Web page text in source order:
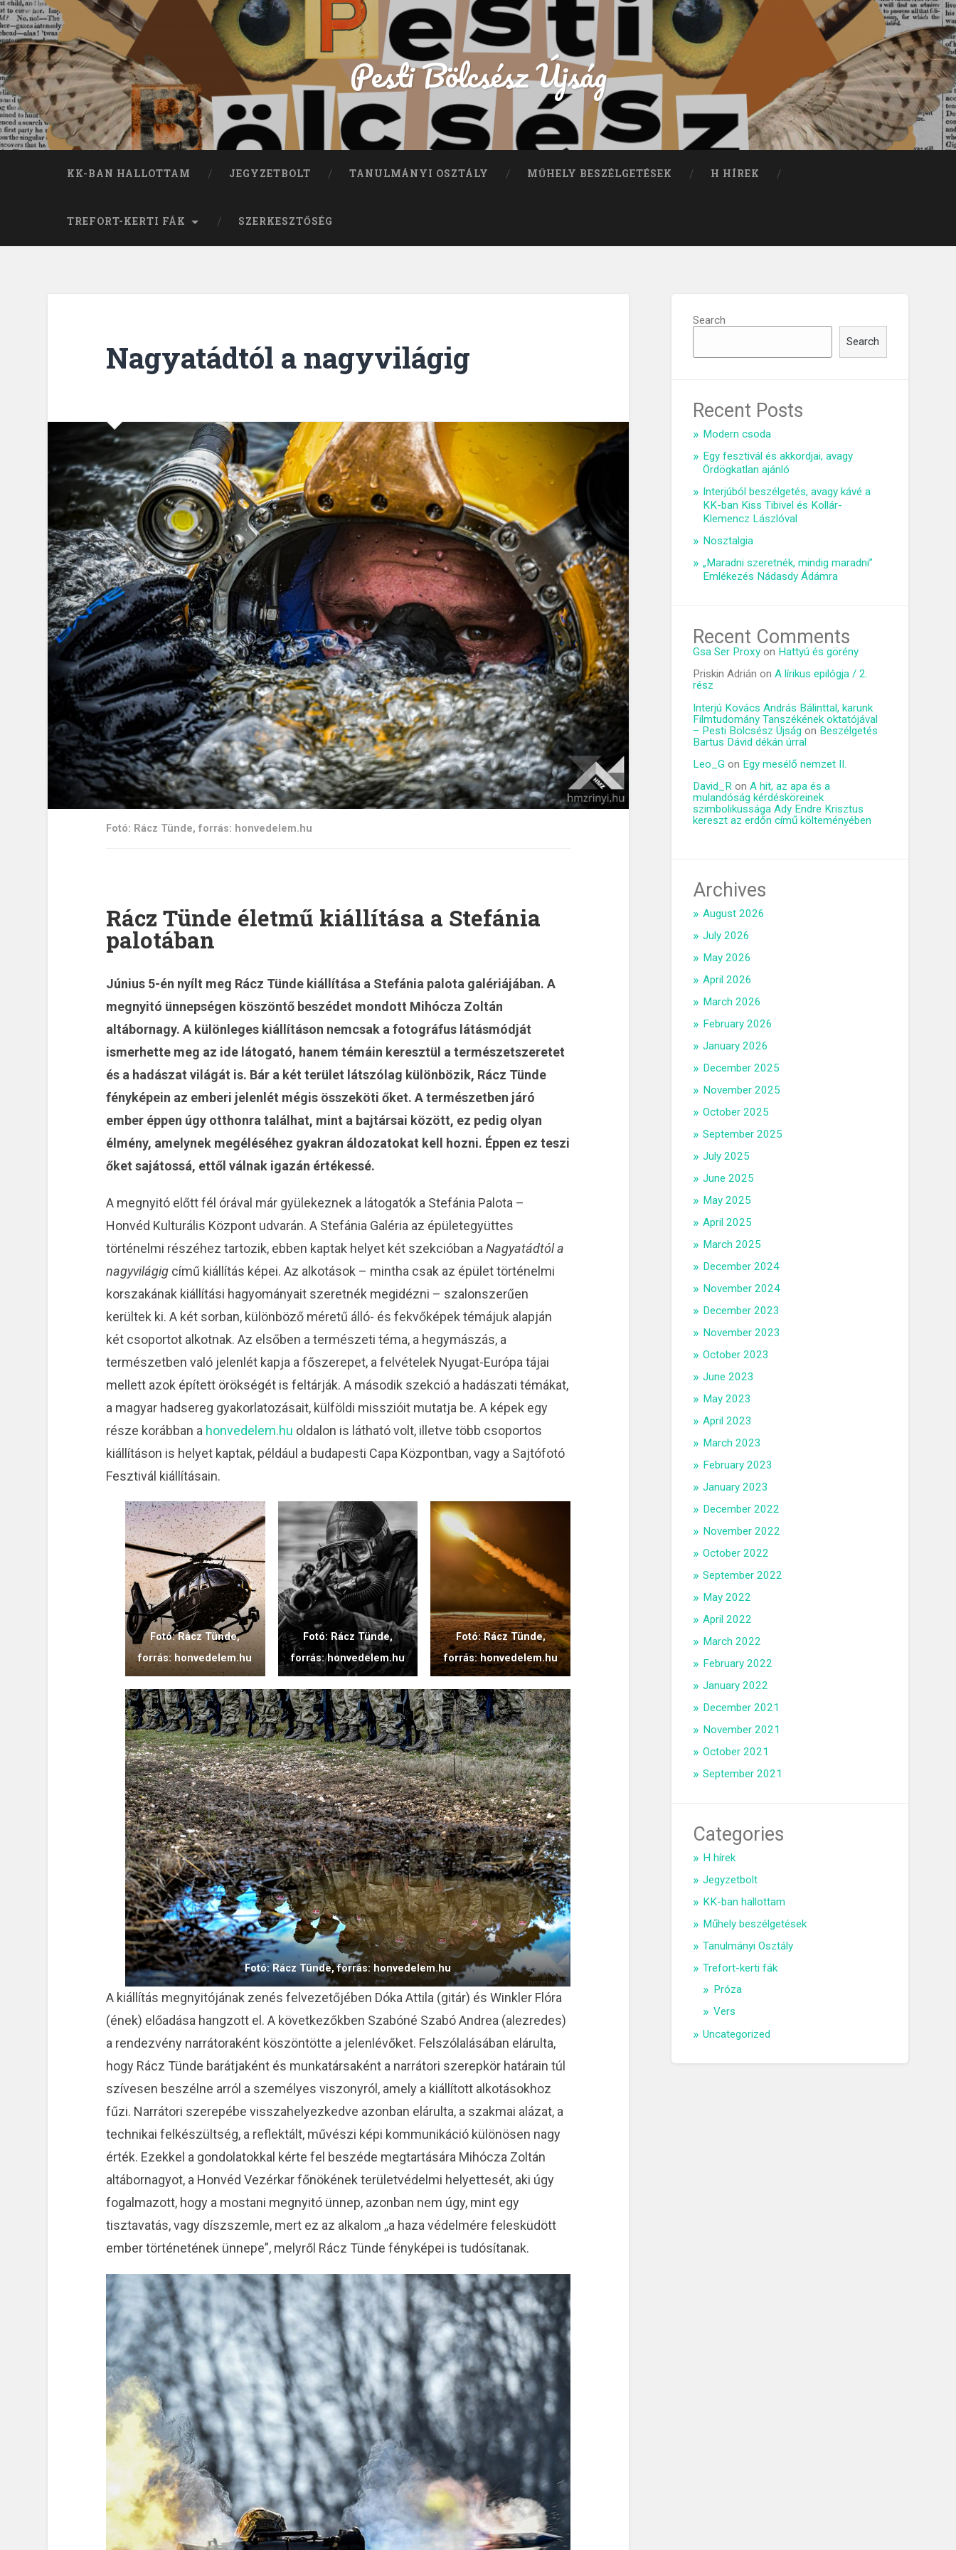
Pesti Bölcsész Újság
KK-BAN HALLOTTAM JEGYZETBOLT TANULMÁNYI OSZTÁLY MŰHELY BESZÉLGETÉSEK H HÍREK
TREFORT-KERTI FÁK SZERKESZTŐSÉG
Nagyatádtól a nagyvilágig
Fotó: Rácz Tünde, forrás: honvedelem.hu
Rácz Tünde életmű kiállítása a Stefánia
palotában
Június 5-én nyílt meg Rácz Tünde kiállítása a Stefánia palota galériájában. A
megnyitó ünnepségen köszöntő beszédet mondott Mihócza Zoltán
altábornagy. A különleges kiállításon nemcsak a fotográfus látásmódját
ismerhette meg az ide látogató, hanem témáin keresztül a természetszeretet
és a hadászat világát is. Bár a két terület látszólag különbözik, Rácz Tünde
fényképein az emberi jelenlét mégis összeköti őket. A természetben járó
ember éppen úgy otthonra találhat, mint a bajtársai között, ez pedig olyan
élmény, amelynek megéléséhez gyakran áldozatokat kell hozni. Éppen ez teszi
őket sajátossá, ettől válnak igazán értékessé.
A megnyitó előtt fél órával már gyülekeznek a látogatók a Stefánia Palota –
Honvéd Kulturális Központ udvarán. A Stefánia Galéria az épületegyüttes
történelmi részéhez tartozik, ebben kaptak helyet két szekcióban a Nagyatádtól a
nagyvilágig című kiállítás képei. Az alkotások – mintha csak az épület történelmi
korszakának kiállítási hagyományait szeretnék megidézni – szalonszerűen
kerültek ki. A két sorban, különböző méretű álló- és fekvőképek témájuk alapján
két csoportot alkotnak. Az elsőben a természeti téma, a hegymászás, a
természetben való jelenlét kapja a főszerepet, a felvételek Nyugat-Európa tájai
mellett azok épített örökségét is feltárják. A második szekció a hadászati témákat,
a magyar hadsereg gyakorlatozásait, külföldi misszióit mutatja be. A képek egy
része korábban a honvedelem.hu oldalon is látható volt, illetve több csoportos
kiállításon is helyet kaptak, például a budapesti Capa Központban, vagy a Sajtófotó
Fesztivál kiállításain.
Fotó: Rácz Tünde,
forrás: honvedelem.hu
Fotó: Rácz Tünde,
forrás: honvedelem.hu
Fotó: Rácz Tünde,
forrás: honvedelem.hu
Fotó: Rácz Tünde, forrás: honvedelem.hu
A kiállítás megnyitójának zenés felvezetőjében Dóka Attila (gitár) és Winkler Flóra
(ének) előadása hangzott el. A következőkben Szabóné Szabó Andrea (alezredes)
a rendezvény narrátoraként köszöntötte a jelenlévőket. Felszólalásában elárulta,
hogy Rácz Tünde barátjaként és munkatársaként a narrátori szerepkör határain túl
szívesen beszélne arról a személyes viszonyról, amely a kiállított alkotásokhoz
fűzi. Narrátori szerepébe visszahelyezkedve azonban elárulta, a szakmai alázat, a
technikai felkészültség, a reflektált, művészi képi kommunikáció különösen nagy
érték. Ezekkel a gondolatokkal kérte fel beszéde megtartására Mihócza Zoltán
altábornagyot, a Honvéd Vezérkar főnökének területvédelmi helyettesét, aki úgy
fogalmazott, hogy a mostani megnyitó ünnep, azonban nem úgy, mint egy
tisztavatás, vagy díszszemle, mert ez az alkalom ,,a haza védelmére felesküdött
ember történetének ünnepe”, melyről Rácz Tünde fényképei is tudósítanak.
Search
Search
Recent Posts
Modern csoda
Egy fesztivál és akkordjai, avagy
Ördögkatlan ajánló
Interjúból beszélgetés, avagy kávé a
KK-ban Kiss Tibivel és Kollár-
Klemencz Lászlóval
Nosztalgia
„Maradni szeretnék, mindig maradni”
Emlékezés Nádasdy Ádámra
Recent Comments
Gsa Ser Proxy on Hattyú és görény
Priskin Adrián onA lírikus epilógja / 2.
rész
Interjú Kovács András Bálinttal, karunk
Filmtudomány Tanszékének oktatójával
– Pesti Bölcsész Újság on Beszélgetés
Bartus Dávid dékán úrral
Leo_G on Egy mesélő nemzet II.
David_R onA hit, az apa és a
mulandóság kérdésköreinek
szimbolikussága Ady Endre Krisztus
kereszt az erdőn című költeményében
Archives
August 2026
July 2026
May 2026
April 2026
March 2026
February 2026
January 2026
December 2025
November 2025
October 2025
September 2025
July 2025
June 2025
May 2025
April 2025
March 2025
December 2024
November 2024
December 2023
November 2023
October 2023
June 2023
May 2023
April 2023
March 2023
February 2023
January 2023
December 2022
November 2022
October 2022
September 2022
May 2022
April 2022
March 2022
February 2022
January 2022
December 2021
November 2021
October 2021
September 2021
Categories
H hírek
Jegyzetbolt
KK-ban hallottam
Műhely beszélgetések
Tanulmányi Osztály
Trefort-kerti fák
Próza
Vers
Uncategorized